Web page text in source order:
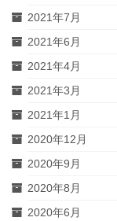
2021年7月
2021年6月
2021年4月
2021年3月
2021年1月
2020年12月
2020年9月
2020年8月
2020年6月